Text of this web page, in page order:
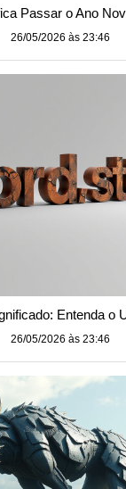
Passar o Ano
26/05/2026 às 23:46
Entenda o
26/05/2026 às 23:46